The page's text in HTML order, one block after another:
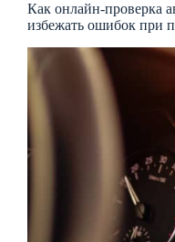
Как онлайн-проверка
избежать ошибок при